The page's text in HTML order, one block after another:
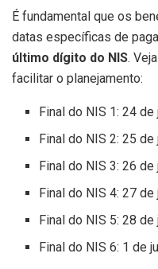
É fundamental que os
datas específicas de
último dígito do NIS.
facilitar o planejamento:
Final do NIS 1: 24 de
Final do NIS 2: 25 de
Final do NIS 3: 26 de
Final do NIS 4: 27 de
Final do NIS 5: 28 de
Final do NIS 6: 1 de